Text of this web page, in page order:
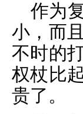
作为
小，而
不时的
权杖比
贵了。